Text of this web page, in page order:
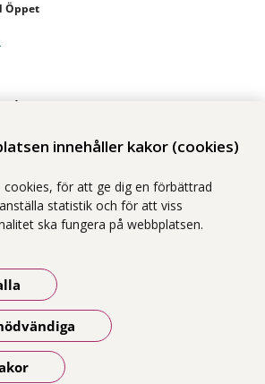
innehåller kakor (cookies)
cookies, för att ge dig en förbättrad
statistik och för att viss
ska fungera på webbplatsen.
Öppet
sätt.
sjukvårdsområde som erbjuder hälso- och
regi.
är tagna av fotograf Yanan Li om inget